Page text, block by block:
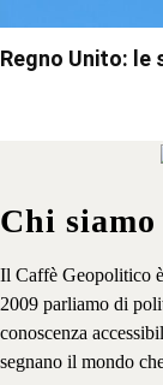
Regno Unito: le
Chi siamo
Il Caffè Geopolitico
2009 parliamo di
conoscenza
segnano il mondo